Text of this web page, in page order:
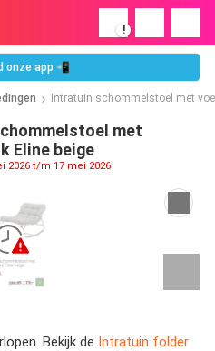
!
onze app 📲
Intratuin schommelstoel met
met
Eline beige
2026 t/m 17 mei 2026
Bekijk de Intratuin folder